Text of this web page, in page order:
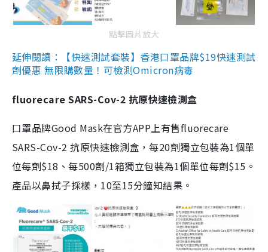
點擊圖片放大
延伸閱讀：【快速測試套裝】香港口罩品牌$19快速測試
劑優惠 無限購數量！可檢測Omicron病毒
fluorecare SARS-Cov-2 抗原快速檢測盒
口罩品牌Good Mask在官方APP上有售fluorecare
SARS-Cov-2 抗原快速檢測盒，每20劑獨立包裝為1個單
位每劑$18、每500劑/1箱獨立包裝為1個單位每劑$15。
產品以鼻拭子採樣，10至15分鐘知結果。